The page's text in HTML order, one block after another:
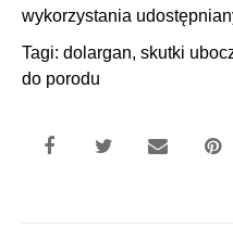
wykorzystania
Tagi: dolargan, skutki
do porodu